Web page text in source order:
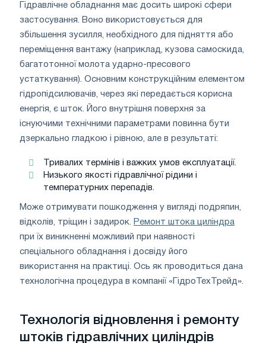
Гідравлічне обладнання має досить широкі сфери
застосування. Воно використовується для
збільшення зусилля, необхідного для підняття або
переміщення вантажу (наприклад, кузова самоскида,
багатотонної молота ударно-пресового
устаткування). Основним конструкційним елементом
гідропідсилювачів, через які передається корисна
енергія, є шток. Його внутрішня поверхня за
існуючими технічними параметрами повинна бути
дзеркально гладкою і рівною, але в результаті:
Тривалих термінів і важких умов експлуатації.
Низького якості гідравлічної рідини і
температурних перепадів.
Може отримувати пошкодження у вигляді подряпин,
відколів, тріщин і задирок.
Ремонт штока циліндра
при їх виникненні можливий при наявності
спеціального обладнання і досвіду його
використання на практиці. Ось як проводиться дана
технологічна процедура в компанії «ГідроТехТрейд».
Технологія відновлення і ремонту
штоків гідравлічних циліндрів